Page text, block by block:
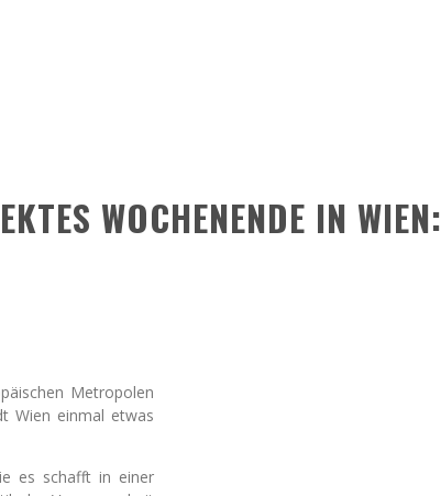
WOCHENENDE IN WIEN:
Metropolen
Wien einmal etwas
es schafft in einer